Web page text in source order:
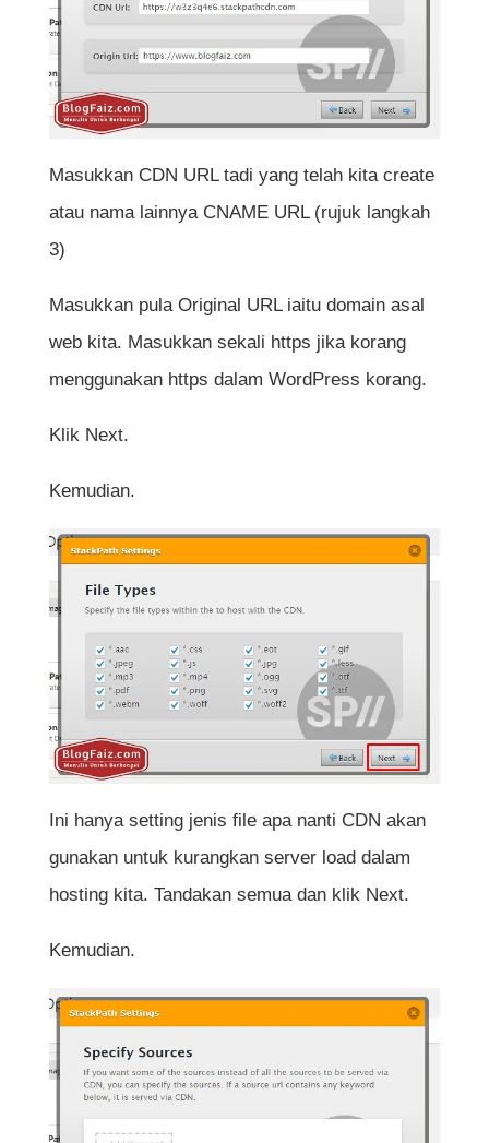
Masukkan CDN URL tadi yang telah kita create
atau nama lainnya CNAME URL (rujuk langkah
3)
Masukkan pula Original URL iaitu domain asal
web kita. Masukkan sekali https jika korang
menggunakan https dalam WordPress korang.
Klik Next.
Kemudian.
Ini hanya setting jenis file apa nanti CDN akan
gunakan untuk kurangkan server load dalam
hosting kita. Tandakan semua dan klik Next.
Kemudian.